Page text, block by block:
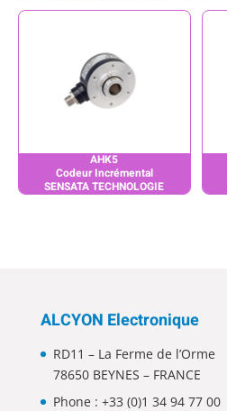
AHK5
Codeur Incrémental
SENSATA TECHNOLOGIE
ALCYON Electronique
RD11 – La Ferme de l’Orme
78650 BEYNES – FRANCE
Phone : +33 (0)1 34 94 77 00